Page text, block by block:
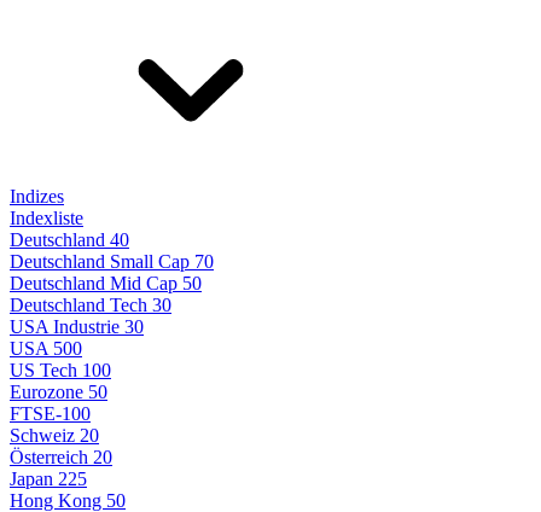
Indizes
Indexliste
Deutschland 40
Deutschland Small Cap 70
Deutschland Mid Cap 50
Deutschland Tech 30
USA Industrie 30
USA 500
US Tech 100
Eurozone 50
FTSE-100
Schweiz 20
Österreich 20
Japan 225
Hong Kong 50